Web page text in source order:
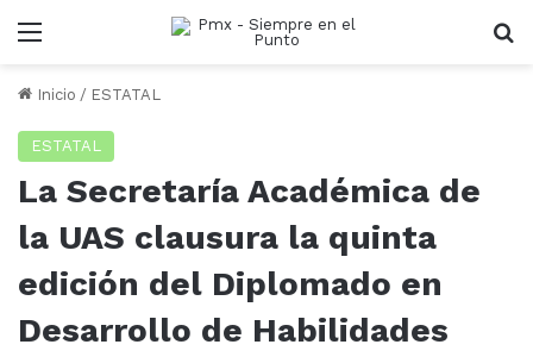
Menu
Inicio / ESTATAL
ESTATAL
La Secretaría Académica de
la UAS clausura la quinta
edición del Diplomado en
Desarrollo de Habilidades